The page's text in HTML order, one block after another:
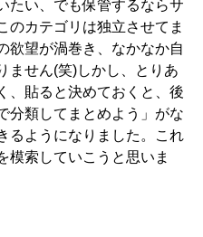
たい、でも保管するならサ
のカテゴリは独立させてま
欲望が渦巻き、なかなか自
ません(笑)しかし、とりあ
、貼ると決めておくと、後
分類してまとめよう」がな
るようになりました。これ
模索していこうと思いま